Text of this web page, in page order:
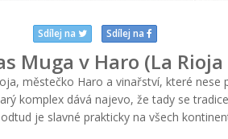
Sdílej na Sdílej na
Muga v Haro (La
městečko Haro a vinařství, které nese
komplex dává najevo, že tady se
je slavné prakticky na všech